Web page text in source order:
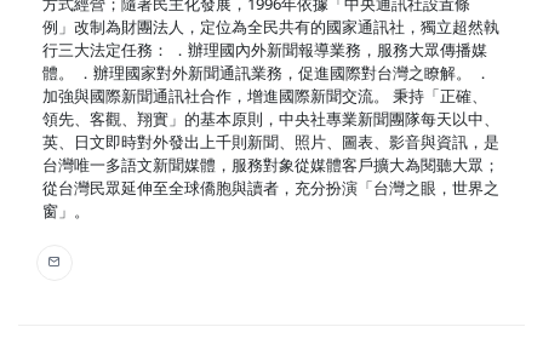
例」改制為財團法人，定位為全民共有的國家通訊社，獨立超然執
行三大法定任務： ．辦理國內外新聞報導業務，服務大眾傳播媒
體。 ．辦理國家對外新聞通訊業務，促進國際對台灣之瞭解。 ．
加強與國際新聞通訊社合作，增進國際新聞交流。 秉持「正確、
領先、客觀、翔實」的基本原則，中央社專業新聞團隊每天以中、
英、日文即時對外發出上千則新聞、照片、圖表、影音與資訊，是
台灣唯一多語文新聞媒體，服務對象從媒體客戶擴大為閱聽大眾；
從台灣民眾延伸至全球僑胞與讀者，充分扮演「台灣之眼，世界之
窗」。